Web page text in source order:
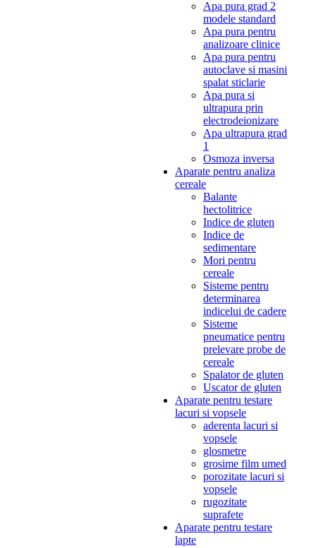
Apa pura grad 2
modele standard
Apa pura pentru
analizoare clinice
Apa pura pentru
autoclave si masini
spalat sticlarie
Apa pura si
ultrapura prin
electrodeionizare
Apa ultrapura grad
1
Osmoza inversa
Aparate pentru analiza
cereale
Balante
hectolitrice
Indice de gluten
Indice de
sedimentare
Mori pentru
cereale
Sisteme pentru
determinarea
indicelui de cadere
Sisteme
pneumatice pentru
prelevare probe de
cereale
Spalator de gluten
Uscator de gluten
Aparate pentru testare
lacuri si vopsele
aderenta lacuri si
vopsele
glosmetre
grosime film umed
porozitate lacuri si
vopsele
rugozitate
suprafete
Aparate pentru testare
lapte